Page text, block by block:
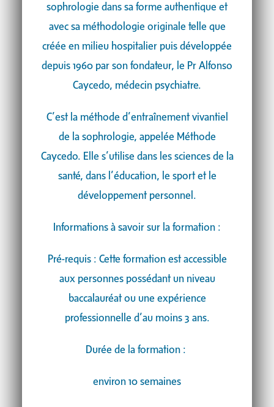
sophrologie dans sa forme authentique et
avec sa méthodologie originale telle que
créée en milieu hospitalier puis développée
depuis 1960 par son fondateur, le Pr Alfonso
Caycedo, médecin psychiatre.
C’est la méthode d’entraînement vivantiel
de la sophrologie, appelée Méthode
Caycedo. Elle s’utilise dans les sciences de la
santé, dans l’éducation, le sport et le
développement personnel.
Informations à savoir sur la formation :
Pré-requis : Cette formation est accessible
aux personnes possédant un niveau
baccalauréat ou une expérience
professionnelle d’au moins 3 ans.
Durée de la formation :
environ 10 semaines